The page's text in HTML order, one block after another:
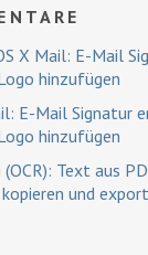
X Mail: E-Mail
hinzufügen
E-Mail Signatur
hinzufügen
Text aus
und